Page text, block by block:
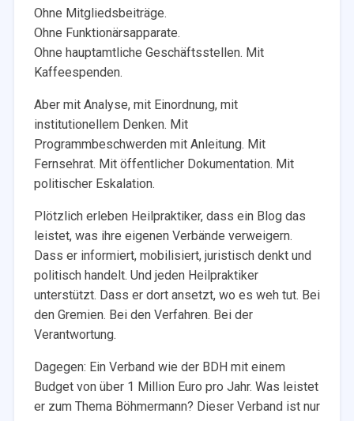
Ohne Mitgliedsbeiträge.
Ohne Funktionärsapparate.
Ohne hauptamtliche Geschäftsstellen. Mit
Kaffeespenden.
Aber mit Analyse, mit Einordnung, mit
institutionellem Denken. Mit
Programmbeschwerden mit Anleitung. Mit
Fernsehrat. Mit öffentlicher Dokumentation. Mit
politischer Eskalation.
Plötzlich erleben Heilpraktiker, dass ein Blog das
leistet, was ihre eigenen Verbände verweigern.
Dass er informiert, mobilisiert, juristisch denkt und
politisch handelt. Und jeden Heilpraktiker
unterstützt. Dass er dort ansetzt, wo es weh tut. Bei
den Gremien. Bei den Verfahren. Bei der
Verantwortung.
Dagegen: Ein Verband wie der BDH mit einem
Budget von über 1 Million Euro pro Jahr. Was leistet
er zum Thema Böhmermann? Dieser Verband ist nur